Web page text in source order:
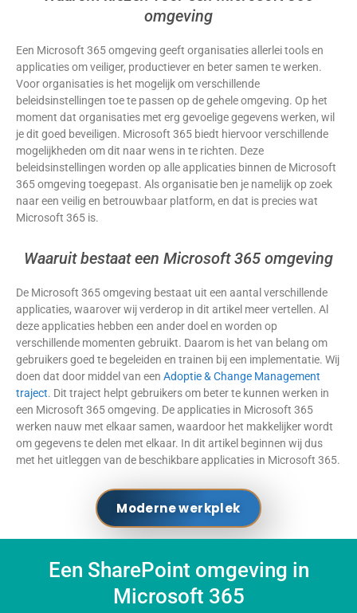
omgeving
Een Microsoft 365 omgeving geeft organisaties allerlei tools en
applicaties om veiliger, productiever en beter samen te werken.
Voor organisaties is het mogelijk om verschillende
beleidsinstellingen toe te passen op de gehele omgeving. Op het
moment dat organisaties met erg gevoelige gegevens werken, wil
je dit goed beveiligen. Microsoft 365 biedt hiervoor verschillende
mogelijkheden om dit naar wens in te richten. Deze
beleidsinstellingen worden op alle applicaties binnen de Microsoft
365 omgeving toegepast. Als organisatie ben je namelijk op zoek
naar een veilig en betrouwbaar platform, en dat is precies wat
Microsoft 365 is.
Waaruit bestaat een Microsoft 365 omgeving
De Microsoft 365 omgeving bestaat uit een aantal verschillende
applicaties, waarover wij verderop in dit artikel meer vertellen. Al
deze applicaties hebben een ander doel en worden op
verschillende momenten gebruikt. Daarom is het van belang om
gebruikers goed te begeleiden en trainen bij een implementatie. Wij
doen dat door middel van een Adoptie & Change Management
traject. Dit traject helpt gebruikers om beter te kunnen werken in
een Microsoft 365 omgeving. De applicaties in Microsoft 365
werken nauw met elkaar samen, waardoor het makkelijker wordt
om gegevens te delen met elkaar. In dit artikel beginnen wij dus
met het uitleggen van de beschikbare applicaties in Microsoft 365.
Moderne werkplek
Een SharePoint omgeving in
Microsoft 365